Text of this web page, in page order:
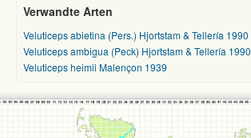
Verwandte Arten
Veluticeps abietina (Pers.) Hjortstam & Tellería 1990
Veluticeps ambigua (Peck) Hjortstam & Tellería 1990
Veluticeps heimii Malençon 1939